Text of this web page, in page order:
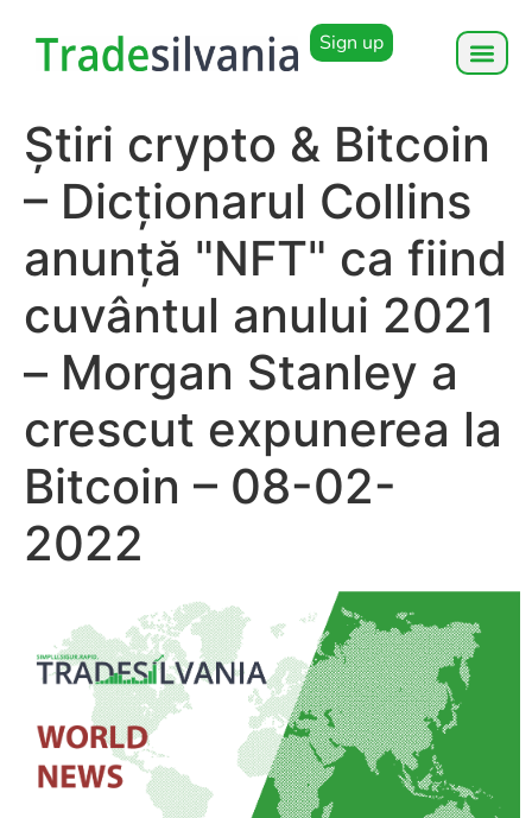
Sign up
Știri crypto & Bitcoin
– Dicționarul Collins
anunță "NFT" ca fiind
cuvântul anului 2021
– Morgan Stanley a
crescut expunerea la
Bitcoin – 08-02-
2022